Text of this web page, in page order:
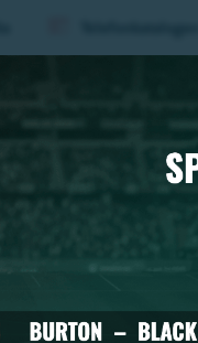
(nivå
1)